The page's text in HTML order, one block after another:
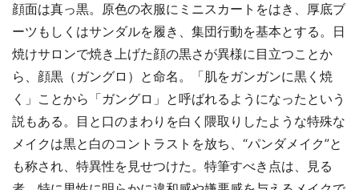
顔面は真っ黒。原色の衣服にミニスカートをはき、厚底ブ
ーツもしくはサンダルを履き、集団行動を基本とする。日
焼けサロンで焼き上げた顔の黒さが異様に目立つことか
ら、顔黒（ガングロ）と命名。「肌をガンガンに黒く焼
く」ことから「ガングロ」と呼ばれるようになったという
説もある。目と口のまわりを白く隈取りしたような特殊な
メイクは黒と白のコントラストを放ち、“パンダメイク”と
も称され、特異性を見せつけた。特筆すべき点は、見る